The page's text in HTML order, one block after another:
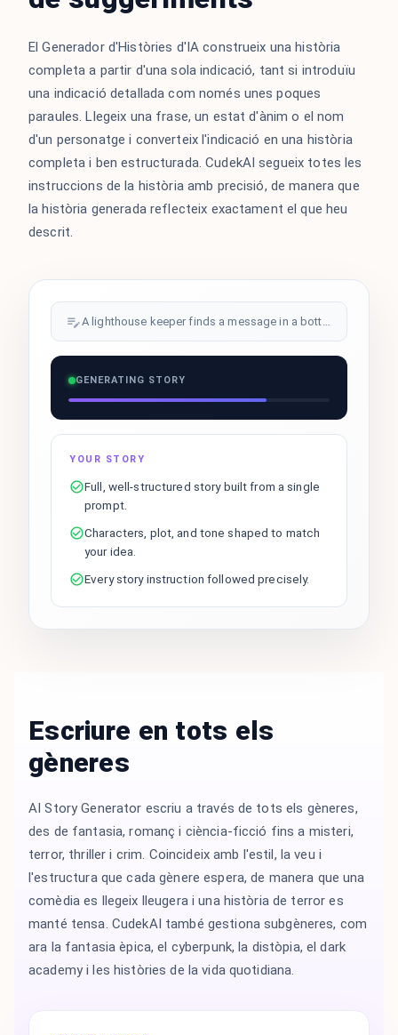
El Generador d'Històries d'IA construeix una història
completa a partir d'una sola indicació, tant si introduïu
una indicació detallada com només unes poques
paraules. Llegeix una frase, un estat d'ànim o el nom
d'un personatge i converteix l'indicació en una història
completa i ben estructurada. CudekAI segueix totes les
instruccions de la història amb precisió, de manera que
la història generada reflecteix exactament el que heu
descrit.
A lighthouse keeper finds a message in a bottle...
GENERATING STORY
YOUR STORY
Full, well-structured story built from a single
prompt.
Characters, plot, and tone shaped to match
your idea.
Every story instruction followed precisely.
Escriure en tots els
gèneres
AI Story Generator escriu a través de tots els gèneres,
des de fantasia, romanç i ciència-ficció fins a misteri,
terror, thriller i crim. Coincideix amb l'estil, la veu i
l'estructura que cada gènere espera, de manera que una
comèdia es llegeix lleugera i una història de terror es
manté tensa. CudekAI també gestiona subgèneres, com
ara la fantasia èpica, el cyberpunk, la distòpia, el dark
academy i les històries de la vida quotidiana.